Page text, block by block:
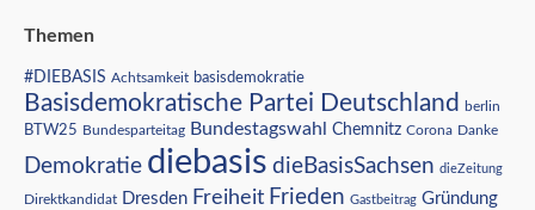
Themen
#DIEBASIS Achtsamkeit basisdemokratie
Basisdemokratische Partei Deutschland berlin
BTW25 Bundesparteitag Bundestagswahl Chemnitz Corona Danke
Demokratie diebasis dieBasisSachsen dieZeitung
Direktkandidat Dresden Freiheit Frieden Gastbeitrag Gründung